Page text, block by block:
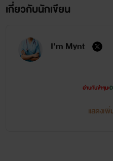
เกี่ยวกับนักเขียน
I'm Mynt
อ่านกันขำๆนะ
ฝากกดไลค์ กดแชร์ ติดตามข้อ
แสดงเ